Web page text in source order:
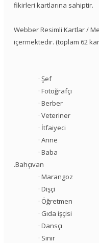
fikirleri kartlarına sahiptir.
Webber Resimli Kartlar /
içermektedir. (toplam 62
· Şef
· Fotoğrafçı
· Berber
· Veteriner
· İtfaiyeci
· Anne
· Baba
.Bahçıvan
· Marangoz
· Dişçi
· Öğretmen
· Gıda işçisi
· Dansçı
· Sınır